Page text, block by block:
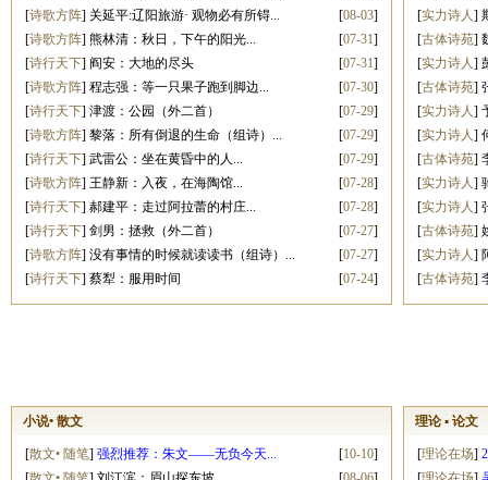
[08-03]
[诗歌方阵] 关延平:辽阳旅游· 观物必有所锝...
[07-31]
[诗歌方阵] 熊林清：秋日，下午的阳光...
[07-31]
[诗行天下] 阎安：大地的尽头
[07-30]
[诗歌方阵] 程志强：等一只果子跑到脚边...
[07-29]
[诗行天下] 津渡：公园（外二首）
[07-29]
[诗歌方阵] 黎落：所有倒退的生命（组诗）...
[07-29]
[诗行天下] 武雷公：坐在黄昏中的人...
[07-28]
[诗歌方阵] 王静新：入夜，在海陶馆...
[07-28]
[诗行天下] 郝建平：走过阿拉蕾的村庄...
[07-27]
[诗行天下] 剑男：拯救（外二首）
[07-27]
[诗歌方阵] 没有事情的时候就读读书（组诗）...
[07-24]
[诗行天下] 蔡犁：服用时间
[实力诗人]
[古体诗苑]
[实力诗人]
[古体诗苑]
[实力诗人]
[实力诗人]
[古体诗苑]
[实力诗人]
[实力诗人]
[古体诗苑]
[实力诗人]
[古体诗苑]
小说• 散文
[10-10]
[散文• 随笔] 强烈推荐：朱文——无负今天...
理论 ▪ 论文
[理论在场]